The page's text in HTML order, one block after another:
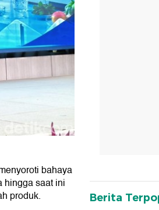
bahaya
hingga saat ini
produk.
Berita